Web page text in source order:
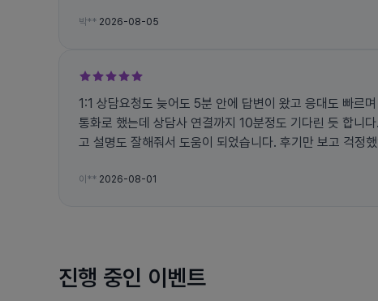
달아주세요
박** 2026-08-05
1:1 상담요청도 늦어도 5분 안에 답변이 왔고 응대도 빠르
통화로 했는데 상담사 연결까지 10분정도 기다린 듯 합니
고 설명도 잘해줘서 도움이 되었습니다. 후기만 보고 걱정했었는데 빠른 응대에 믿음이
이** 2026-08-01
진행 중인 이벤트